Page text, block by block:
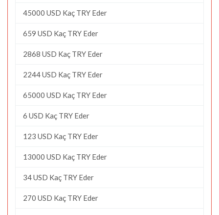
45000 USD Kaç TRY Eder
659 USD Kaç TRY Eder
2868 USD Kaç TRY Eder
2244 USD Kaç TRY Eder
65000 USD Kaç TRY Eder
6 USD Kaç TRY Eder
123 USD Kaç TRY Eder
13000 USD Kaç TRY Eder
34 USD Kaç TRY Eder
270 USD Kaç TRY Eder